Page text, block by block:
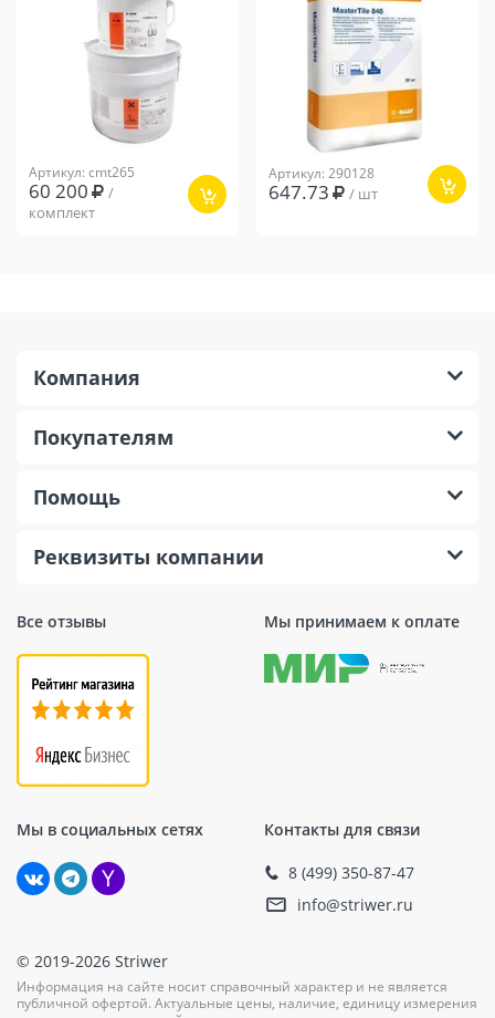
Артикул: cmt265
60 200 /
комплект
Артикул: 290128
647.73 / шт
Все отзывы Мы принимаем к оплате
Мы в социальных сетях Контакты для связи
8 (499) 350-87-47
info@striwer.ru
Компания
Покупателям
Помощь
Реквизиты компании
© 2019-2026 Striwer
Информация на сайте носит справочный характер и не является
публичной офертой. Актуальные цены, наличие, единицу измерения